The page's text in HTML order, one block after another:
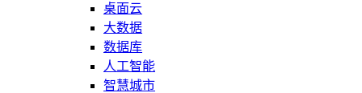
桌面云
大数据
数据库
人工智能
智慧城市